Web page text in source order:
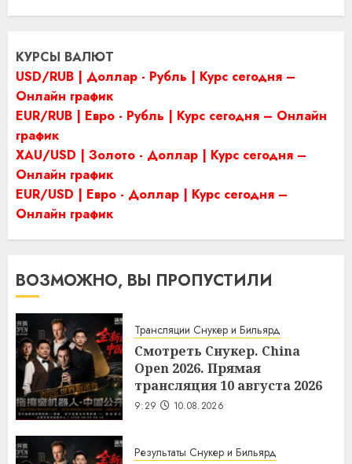
КУРСЫ ВАЛЮТ
USD/RUB | Доллар - Рубль | Курс сегодня –
Онлайн график
EUR/RUB | Евро - Рубль | Курс сегодня – Онлайн
график
XAU/USD | Золото - Доллар | Курс сегодня –
Онлайн график
EUR/USD | Евро - Доллар | Курс сегодня –
Онлайн график
ВОЗМОЖНО, ВЫ ПРОПУСТИЛИ
Трансляции Снукер и Бильярд
Смотреть Снукер. China
Open 2026. Прямая
трансляция 10 августа 2026
9:29 10.08.2026
Результаты Снукер и Бильярд